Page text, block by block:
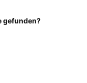
gefunden?